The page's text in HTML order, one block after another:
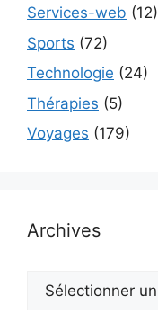
Services-web (12)
Sports (72)
Technologie (24)
Thérapies (5)
Voyages (179)
Archives
Archives